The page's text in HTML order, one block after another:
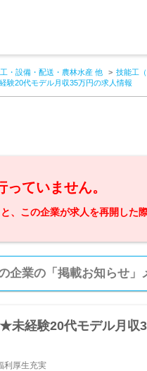
・設備・配送・農林水産 他 技能工
験20代モデル月収35万円の求人情報
ていません。
、この企業が求人を再開した
企業の「掲載お知らせ」
未経験20代モデル月収
厚生充実